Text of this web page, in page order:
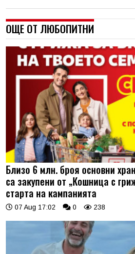
ОЩЕ ОТ ЛЮБОПИТНИ
Близо 6 млн. броя основни
са закупени от „Кошница с
старта на кампанията
07 Aug 17:02 0 238